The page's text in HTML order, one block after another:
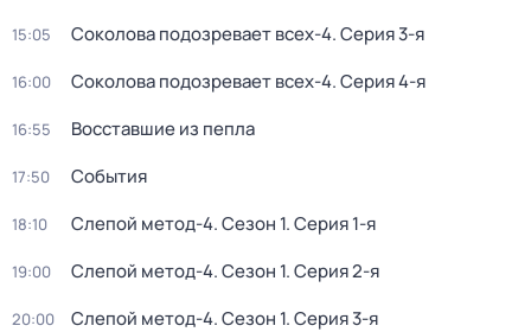
15:05 Соколова подозревает всех-4. Серия 3-я
16:00 Соколова подозревает всех-4. Серия 4-я
16:55 Восставшие из пепла
17:50 События
18:10 Слепой метод-4. Сезон 1. Серия 1-я
19:00 Слепой метод-4. Сезон 1. Серия 2-я
20:00 Слепой метод-4. Сезон 1. Серия 3-я